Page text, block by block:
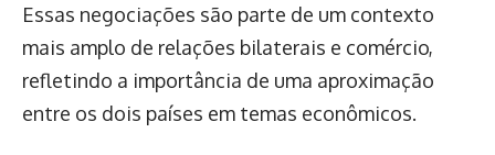
Essas negociações são parte de um contexto
mais amplo de relações bilaterais e comércio,
refletindo a importância de uma aproximação
entre os dois países em temas econômicos.